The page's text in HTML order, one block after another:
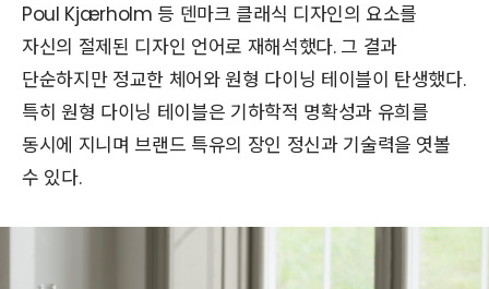
Poul Kjærholm 등 덴마크 클래식 디자인의 요소를
자신의 절제된 디자인 언어로 재해석했다. 그 결과
단순하지만 정교한 체어와 원형 다이닝 테이블이 탄생했다.
특히 원형 다이닝 테이블은 기하학적 명확성과 유희를
동시에 지니며 브랜드 특유의 장인 정신과 기술력을 엿볼
수 있다.